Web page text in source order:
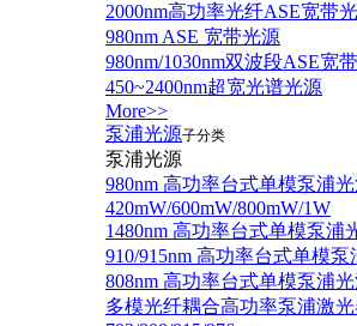
2000nm高功率光纤ASE宽带
980nm ASE 宽带光源
980nm/1030nm双波段ASE宽
450~2400nm超宽光谱光源
More>>
泵浦光源子分类
泵浦光源
980nm 高功率台式单模泵浦
420mW/600mW/800mW/1W
1480nm 高功率台式单模泵浦
910/915nm 高功率台式单模泵
808nm 高功率台式单模泵浦
多模光纤耦合高功率泵浦激光